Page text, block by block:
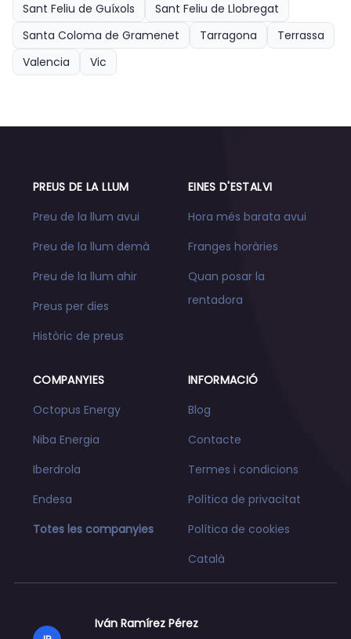
Sant Feliu de Guíxols
Sant Feliu de Llobregat
Santa Coloma de Gramenet
Tarragona
Terrassa
Valencia
Vic
PREUS DE LA LLUM
Preu de la llum avui
Preu de la llum demà
Preu de la llum ahir
Preus per dies
Històric de preus
EINES D'ESTALVI
Hora més barata avui
Franges horàries
Quan posar la
rentadora
COMPANYIES
Octopus Energy
Niba Energia
Iberdrola
Endesa
Totes les companyies
INFORMACIÓ
Blog
Contacte
Termes i condicions
Política de privacitat
Política de cookies
Català
Iván Ramírez Pérez